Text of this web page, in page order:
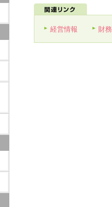
経営情報 財